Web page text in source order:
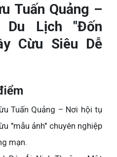
Tuấn Quảng –
Du Lịch "Đốn
Cừu Siêu Dễ
Tuấn Quảng – Nơi hội tụ
"mẫu ảnh" chuyên nghiệp
mạn.